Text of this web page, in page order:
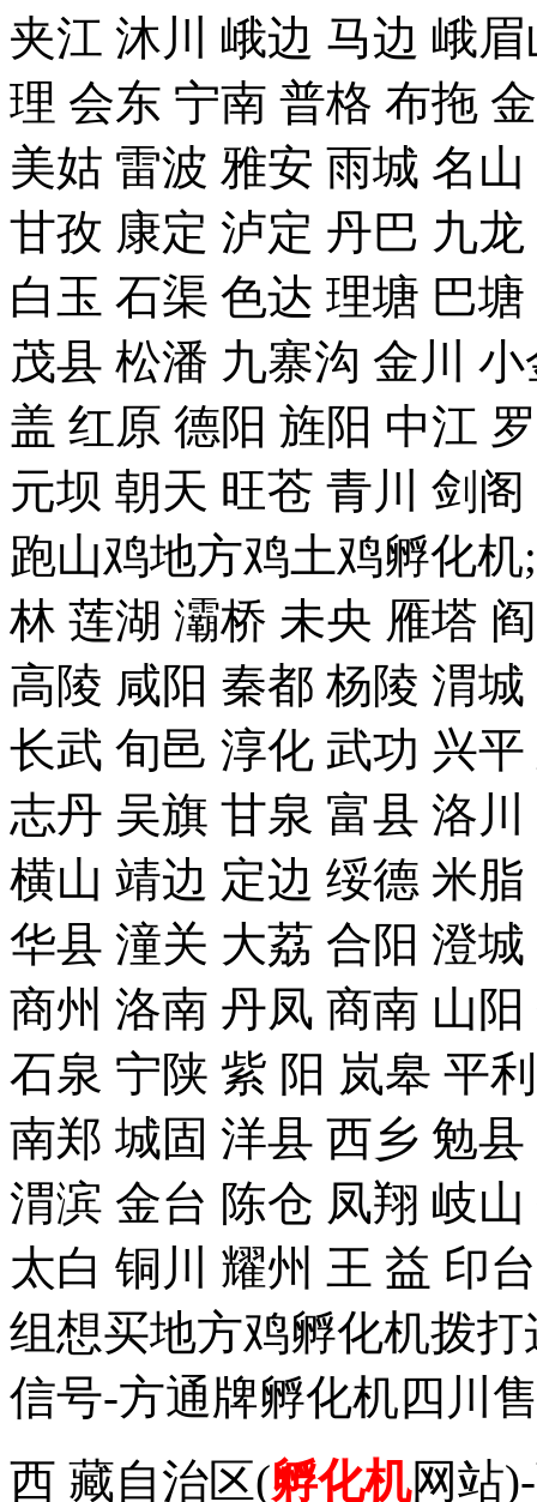
夹江 沐川 峨边 马边 峨
理 会东 宁南 普格 布拖
美姑 雷波 雅安 雨城 名
甘孜 康定 泸定 丹巴 九
白玉 石渠 色达 理塘 巴
茂县 松潘 九寨沟 金川
盖 红原 德阳 旌阳 中江
元坝 朝天 旺苍 青川 剑
跑山鸡地方鸡土鸡孵化机
林 莲湖 灞桥 未央 雁塔
高陵 咸阳 秦都 杨陵 渭
长武 旬邑 淳化 武功 兴
志丹 吴旗 甘泉 富县 洛
横山 靖边 定边 绥德 米
华县 潼关 大荔 合阳 澄
商州 洛南 丹凤 商南 山
石泉 宁陕 紫 阳 岚皋 平
南郑 城固 洋县 西乡 勉
渭滨 金台 陈仓 凤翔 岐
太白 铜川 耀州 王 益 印
组想买地方鸡孵化机拨打
信号-方通牌孵化机四川
西 藏自治区(孵化机网站